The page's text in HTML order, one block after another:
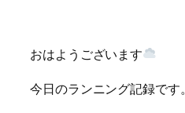
おはようございます
今日のランニング記録です。